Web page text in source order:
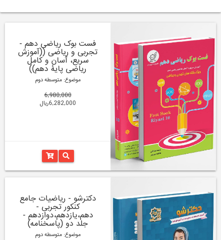
فست بوک ریاضی دهم -
تجربی و ریاضی ((آموزش
سریع، آسان و کامل
ریاضی پایۀ دهم))
موضوع: متوسطه دوم
6,980,000
6,282,000ریال
دکترشو - ریاضیات جامع
کنکور تجربی -
دهم،یازدهم،دوازدهم -
جلد دو (پاسخنامه)
موضوع: متوسطه دوم